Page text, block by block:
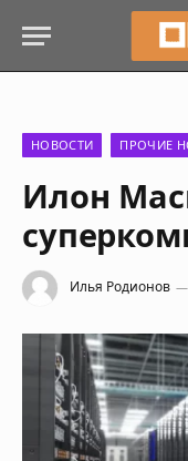
НОВОСТИ ПРОЧИЕ
Илон
Илья Родионов